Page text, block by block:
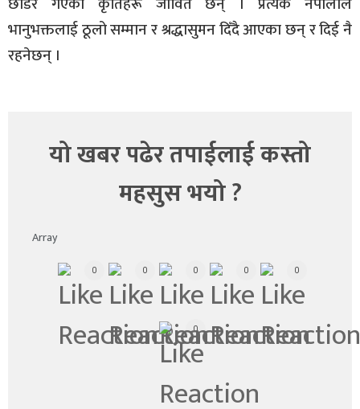
भानुभक्तलाई ठूलो सम्मान र श्रद्धासुमन दिँदै आएका छन् र दिई नै
रहनेछन् ।
यो खबर पढेर तपाईलाई कस्तो
महसुस भयो ?
Array
0 0 0 0 0
0